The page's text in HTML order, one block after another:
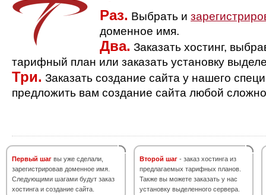
Раз. Выбрать и
доменное имя.
Два. Заказать хостинг,
тарифный план или заказать установку
Три. Заказать создание сайта у нашего
предложить вам создание сайта любой
Первый шаг вы уже сделали,
зарегистрировав доменное имя.
Следующими шагами будут заказ
хостинга и создание сайта.
Второй шаг - заказ хостинга из
предлагаемых тарифных планов.
Также вы можете заказать у нас
установку выделенного сервера.